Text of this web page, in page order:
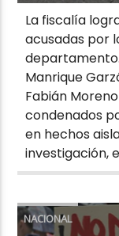
La fiscalía
acusadas por
Manrique
Fabián
condenados
en hechos
investigación,
NACIONAL